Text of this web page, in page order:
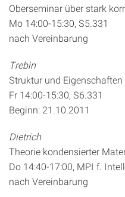
Oberseminar über stark
Mo 14:00-15:30, S5.331
nach Vereinbarung
Trebin
Struktur und
Fr 14:00-15:30, S6.331
Beginn: 21.10.2011
Dietrich
Theorie kondensierter
Do 14:40-17:00, MPI f.
nach Vereinbarung